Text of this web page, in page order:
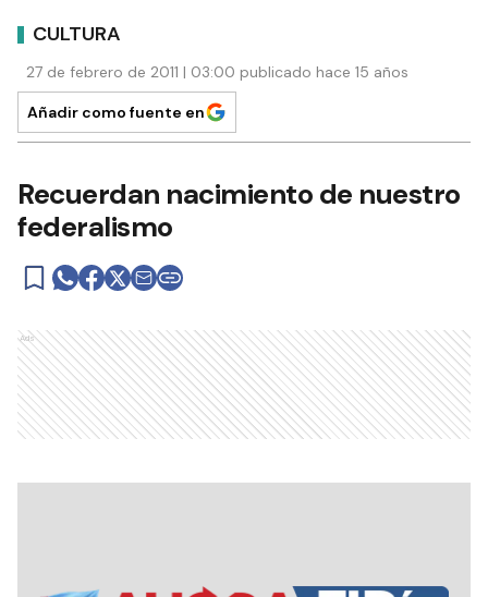
CULTURA
27 de febrero de 2011 | 03:00 publicado hace 15 años
Añadir como fuente en
Recuerdan nacimiento de nuestro
federalismo
Ads